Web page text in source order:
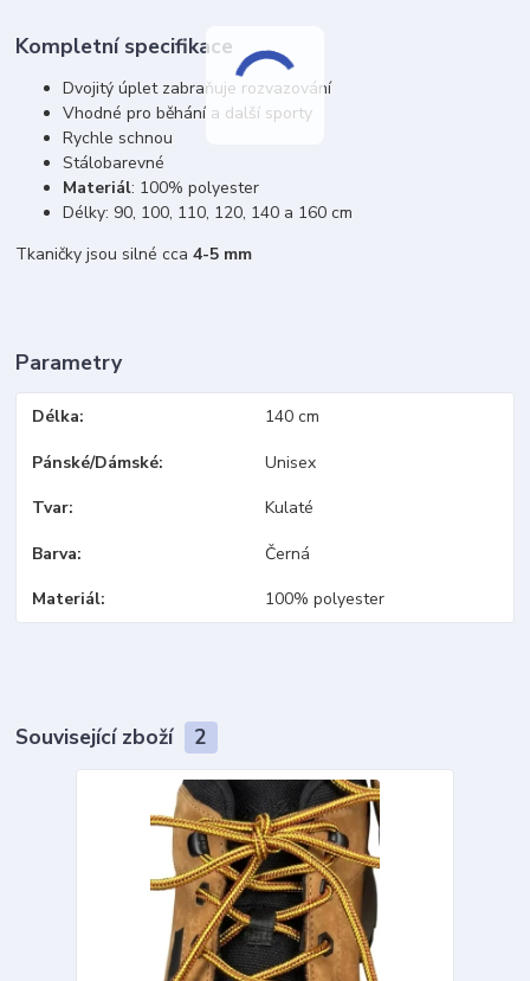
Kompletní specifikace
Dvojitý úplet zabraňuje rozvazování
Vhodné pro běhání a další sporty
Rychle schnou
Stálobarevné
Materiál: 100% polyester
Délky: 90, 100, 110, 120, 140 a 160 cm
Tkaničky jsou silné cca4-5 mm
Parametry
Délka 140 cm
Pánské/Dámské Unisex
Tvar Kulaté
Barva Černá
Materiál 100% polyester
Související zboží 2